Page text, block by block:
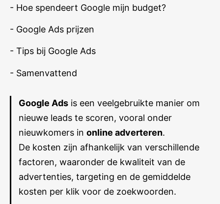
- Hoe spendeert Google mijn budget?
- Google Ads prijzen
- Tips bij Google Ads
- Samenvattend
Google Ads is een veelgebruikte manier om
nieuwe leads te scoren, vooral onder
nieuwkomers in online adverteren.
De kosten zijn afhankelijk van verschillende
factoren, waaronder de kwaliteit van de
advertenties, targeting en de gemiddelde
kosten per klik voor de zoekwoorden.